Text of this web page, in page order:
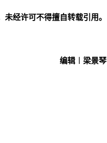
经许可不得擅自转载引用。
编辑︱梁景琴